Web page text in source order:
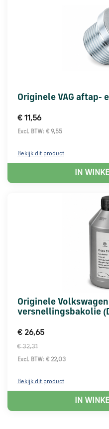
Originele VAG aftap-
€ 11,56
Excl. BTW: € 9,55
Bekijk dit product
IN
Originele Volkswagen
versnellingsbakolie
€ 26,65
€ 32,31
Excl. BTW: € 22,03
Bekijk dit product
IN